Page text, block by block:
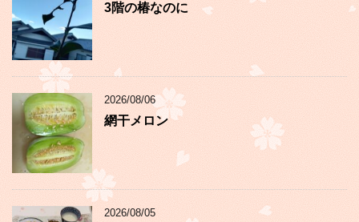
3階の椿なのに
2026/08/06
網干メロン
2026/08/05